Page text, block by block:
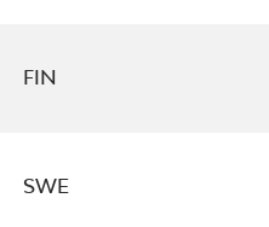
FIN
SWE